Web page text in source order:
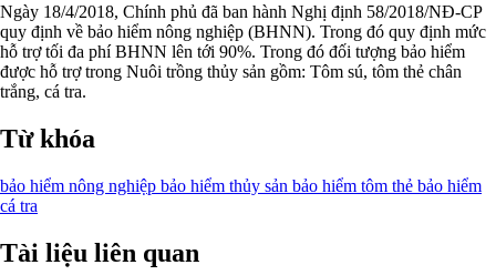
Ngày 18/4/2018, Chính phủ đã ban hành Nghị định 58/2018/NĐ-CP
quy định về bảo hiểm nông nghiệp (BHNN). Trong đó quy định mức
hỗ trợ tối đa phí BHNN lên tới 90%. Trong đó đối tượng bảo hiểm
được hỗ trợ trong Nuôi trồng thủy sản gồm: Tôm sú, tôm thẻ chân
trắng, cá tra.
Từ khóa
bảo hiểm nông nghiệp bảo hiểm thủy sản bảo hiểm tôm thẻ bảo hiểm
cá tra
Tài liệu liên quan